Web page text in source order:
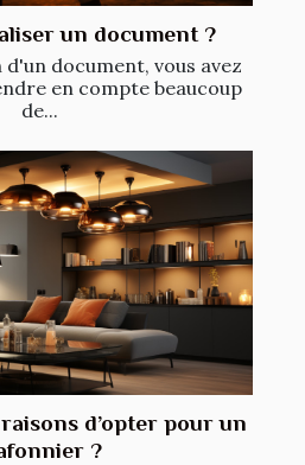
un document ?
document, vous avez
en compte beaucoup
de...
d’opter pour un
?